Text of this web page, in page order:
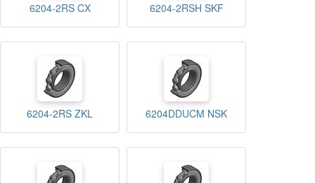
6204-2RS CX 6204-2RSH SKF
6204-2RS ZKL 6204DDUCM NSK